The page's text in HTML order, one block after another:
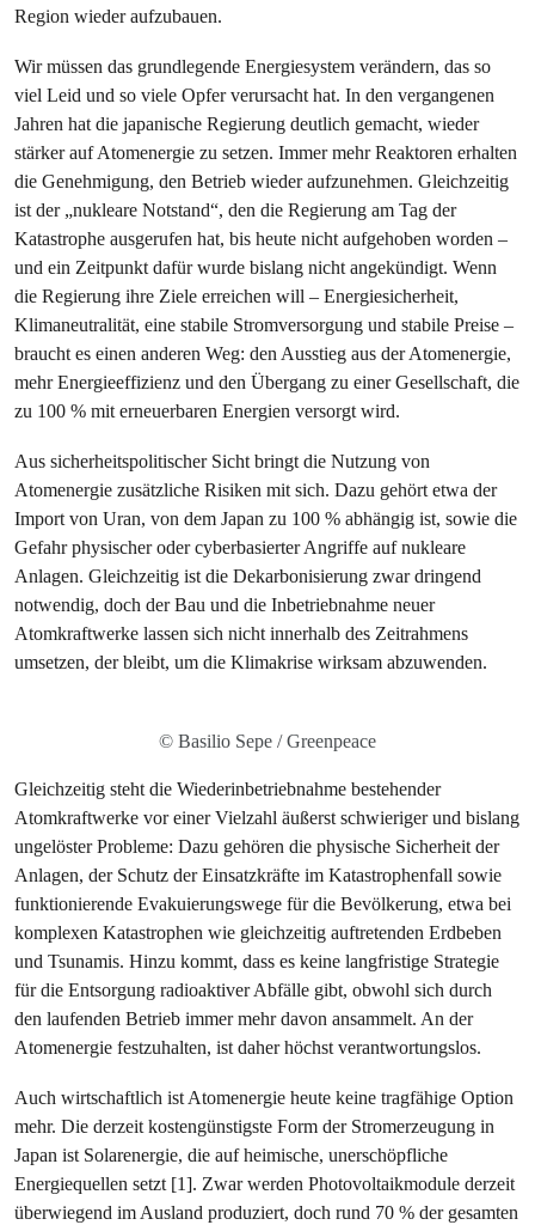
Region wieder aufzubauen.
Wir müssen das grundlegende Energiesystem verändern, das so
viel Leid und so viele Opfer verursacht hat. In den vergangenen
Jahren hat die japanische Regierung deutlich gemacht, wieder
stärker auf Atomenergie zu setzen. Immer mehr Reaktoren erhalten
die Genehmigung, den Betrieb wieder aufzunehmen. Gleichzeitig
ist der „nukleare Notstand“, den die Regierung am Tag der
Katastrophe ausgerufen hat, bis heute nicht aufgehoben worden –
und ein Zeitpunkt dafür wurde bislang nicht angekündigt. Wenn
die Regierung ihre Ziele erreichen will – Energiesicherheit,
Klimaneutralität, eine stabile Stromversorgung und stabile Preise –
braucht es einen anderen Weg: den Ausstieg aus der Atomenergie,
mehr Energieeffizienz und den Übergang zu einer Gesellschaft, die
zu 100 % mit erneuerbaren Energien versorgt wird.
Aus sicherheitspolitischer Sicht bringt die Nutzung von
Atomenergie zusätzliche Risiken mit sich. Dazu gehört etwa der
Import von Uran, von dem Japan zu 100 % abhängig ist, sowie die
Gefahr physischer oder cyberbasierter Angriffe auf nukleare
Anlagen. Gleichzeitig ist die Dekarbonisierung zwar dringend
notwendig, doch der Bau und die Inbetriebnahme neuer
Atomkraftwerke lassen sich nicht innerhalb des Zeitrahmens
umsetzen, der bleibt, um die Klimakrise wirksam abzuwenden.
© Basilio Sepe / Greenpeace
Gleichzeitig steht die Wiederinbetriebnahme bestehender
Atomkraftwerke vor einer Vielzahl äußerst schwieriger und bislang
ungelöster Probleme: Dazu gehören die physische Sicherheit der
Anlagen, der Schutz der Einsatzkräfte im Katastrophenfall sowie
funktionierende Evakuierungswege für die Bevölkerung, etwa bei
komplexen Katastrophen wie gleichzeitig auftretenden Erdbeben
und Tsunamis. Hinzu kommt, dass es keine langfristige Strategie
für die Entsorgung radioaktiver Abfälle gibt, obwohl sich durch
den laufenden Betrieb immer mehr davon ansammelt. An der
Atomenergie festzuhalten, ist daher höchst verantwortungslos.
Auch wirtschaftlich ist Atomenergie heute keine tragfähige Option
mehr. Die derzeit kostengünstigste Form der Stromerzeugung in
Japan ist Solarenergie, die auf heimische, unerschöpfliche
Energiequellen setzt [1]. Zwar werden Photovoltaikmodule derzeit
überwiegend im Ausland produziert, doch rund 70 % der gesamten